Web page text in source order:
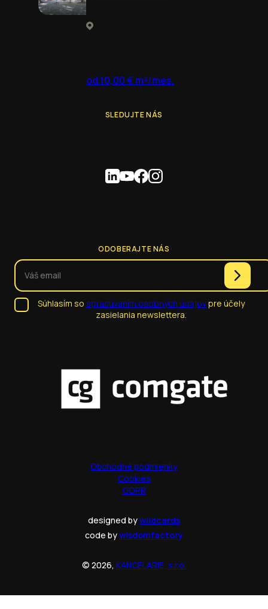
od 10,00 € m²/mes.
SLEDUJTE NÁS
ODOBERAJTE NÁS
Súhlasím so spracúvaním osobných údajovpre účely
zasielania newslettera.
Obchodné podmienky
Cookies
GDPR
designed bywildcards
code bywisdomfactory
© 2026, KANCELARIE, s.r.o.